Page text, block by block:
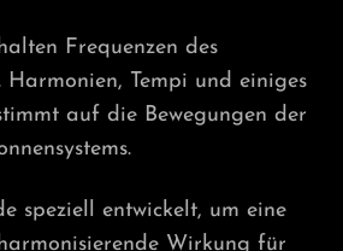
Frequenzen des
Harmonien, Tempi und einiges
auf die Bewegungen der
speziell entwickelt, um eine
Wirkung für